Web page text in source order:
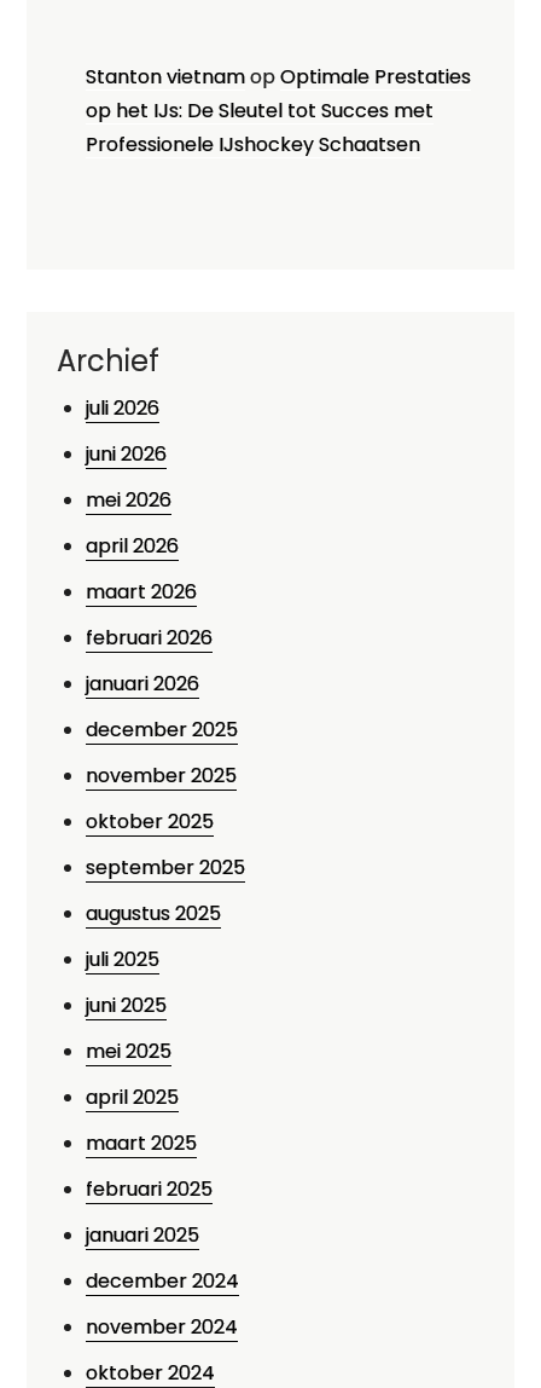
Stanton vietnamopOptimale Prestaties
op het IJs: De Sleutel tot Succes met
Professionele IJshockey Schaatsen
Archief
juli 2026
juni 2026
mei 2026
april 2026
maart 2026
februari 2026
januari 2026
december 2025
november 2025
oktober 2025
september 2025
augustus 2025
juli 2025
juni 2025
mei 2025
april 2025
maart 2025
februari 2025
januari 2025
december 2024
november 2024
oktober 2024